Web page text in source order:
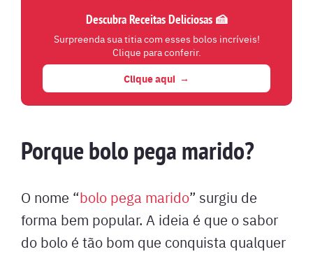
Descubra Receitas Deliciosas 🍰
Surpreenda sua titia com esses bolos incríveis!
Clique para conferir.
Clique aqui
Porque bolo pega marido?
O nome “bolo pega marido” surgiu de
forma bem popular. A ideia é que o sabor
do bolo é tão bom que conquista qualquer